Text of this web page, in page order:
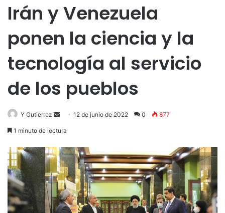
Irán y Venezuela
ponen la ciencia y la
tecnología al servicio
de los pueblos
Y Gutierrez
Send12 de junio de 2022 0 877
1 minuto de lectura